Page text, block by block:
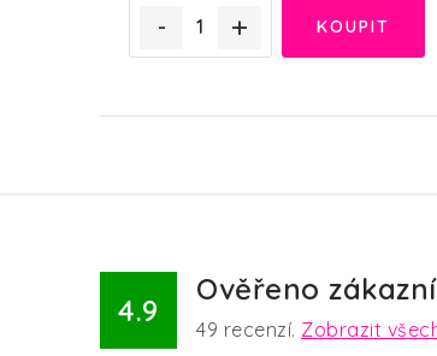
4.9
Ověřeno
49 recenzí. Zobrazit